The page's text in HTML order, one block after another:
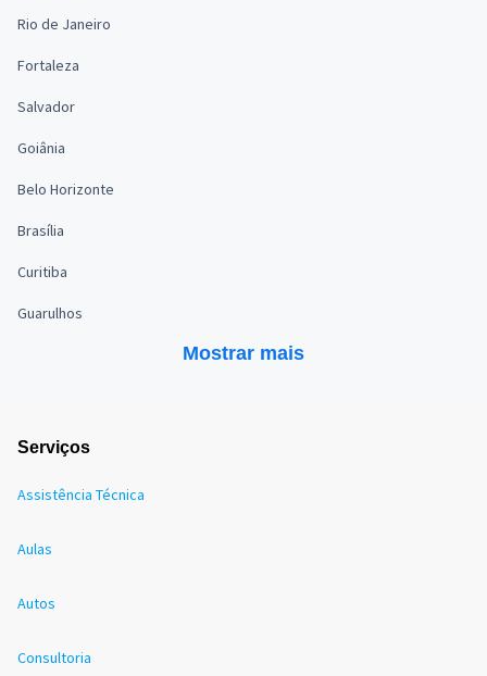
Rio de Janeiro
Fortaleza
Salvador
Goiânia
Belo Horizonte
Brasília
Curitiba
Guarulhos
Mostrar mais
Serviços
Assistência Técnica
Aulas
Autos
Consultoria